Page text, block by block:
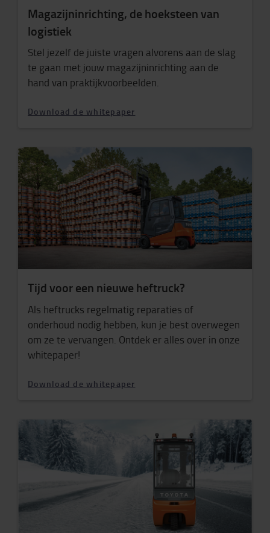
Magazijninrichting, de hoeksteen van
logistiek
Stel jezelf de juiste vragen alvorens aan de slag
te gaan met jouw magazijninrichting aan de
hand van praktijkvoorbeelden.
Download de whitepaper
Tijd voor een nieuwe heftruck?
Als heftrucks regelmatig reparaties of
onderhoud nodig hebben, kun je best overwegen
om ze te vervangen. Ontdek er alles over in onze
whitepaper!
Download de whitepaper